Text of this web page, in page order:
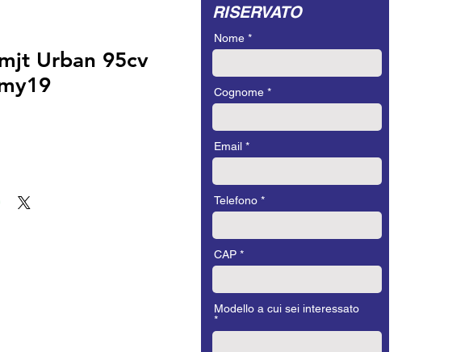
Urban 95cv
RISERVATO
Nome
Cognome
Email
Telefono
CAP
Modello a cui sei interessato